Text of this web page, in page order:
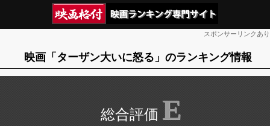
スポンサーリンクあり
映画「ターザン大いに怒る」のランキング情報
E